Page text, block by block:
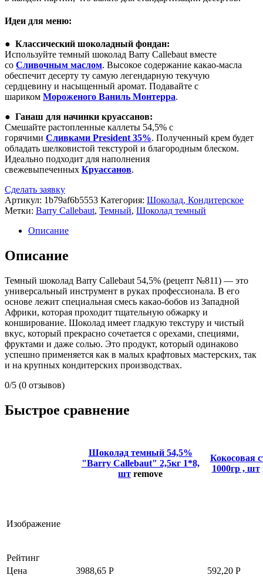
Идеи для меню:
● Классический шоколадный фондан:
Используйте темный шоколад Barry Callebaut вместе
со Сливочным маслом. Высокое содержание какао-масла
обеспечит десерту ту самую легендарную текучую
сердцевину и насыщенный аромат. Подавайте с
шариком Мороженого Ваниль Монтерра.
● Ганаш для начинки круассанов:
Смешайте растопленные каллеты 54,5% с
горячими Сливками President 35%. Полученный крем будет
обладать шелковистой текстурой и благородным блеском.
Идеально подходит для наполнения
свежевыпеченных Круассанов.
Сделать заявку
Артикул: 1b79af6b5553 Категория: Шоколад, Кондитерское
Метки: Barry Callebaut, Темный, Шоколад темный
Описание
Описание
Темный шоколад Barry Callebaut 54,5% (рецепт №811) — это
универсальный инструмент в руках профессионала. В его
основе лежит специальная смесь какао-бобов из Западной
Африки, которая проходит тщательную обжарку и
конширование. Шоколад имеет гладкую текстуру и чистый
вкус, который прекрасно сочетается с орехами, специями,
фруктами и даже солью. Это продукт, который одинаково
успешно применяется как в малых крафтовых мастерских, так
и на крупных кондитерских производствах.
0/5 (0 отзывов)
Быстрое сравнение
Шоколад темный 54,5%
"Barry Callebaut" 2,5кг 1*8,
шт remove
Кокосовая
1000гр , шт
Изображение
Рейтинг
Цена
3988,65 Р 592,20 Р